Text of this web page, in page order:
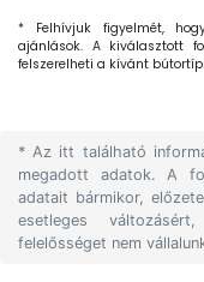
* Felhívjuk figyelmét,
ajánlások. A kiválasztott
felszerelheti a kívánt
* Az itt található
megadott adatok. A
adatait bármikor,
esetleges
felelősséget nem